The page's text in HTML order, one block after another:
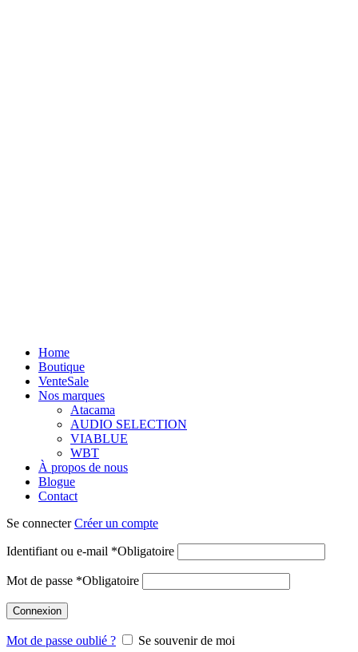
Home
Boutique
VenteSale
Nos marques
Atacama
AUDIO SELECTION
VIABLUE
WBT
À propos de nous
Blogue
Contact
Se connecterCréer un compte
Identifiant ou e-mail *Obligatoire
Mot de passe *Obligatoire
Connexion
Mot de passe oublié ?
Se souvenir de moi